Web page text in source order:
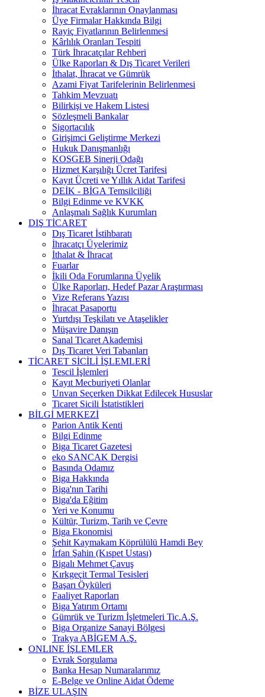
İhracat Evraklarının Onaylanması
Üye Firmalar Hakkında Bilgi
Rayiç Fiyatlarının Belirlenmesi
Kârlılık Oranları Tespiti
Türk İhracatçılar Rehberi
Ülke Raporları & Dış Ticaret Verileri
İthalat, İhracat ve Gümrük
Azami Fiyat Tarifelerinin Belirlenmesi
Tahkim Mevzuatı
Bilirkişi ve Hakem Listesi
Sözleşmeli Bankalar
Sigortacılık
Girişimci Geliştirme Merkezi
Hukuk Danışmanlığı
KOSGEB Sinerji Odağı
Hizmet Karşılığı Ücret Tarifesi
Kayıt Ücreti ve Yıllık Aidat Tarifesi
DEİK - BİGA Temsilciliği
Bilgi Edinme ve KVKK
Anlaşmalı Sağlık Kurumları
DIŞ TİCARET
Dış Ticaret İstihbaratı
İhracatçı Üyelerimiz
İthalat & İhracat
Fuarlar
İkili Oda Forumlarına Üyelik
Ülke Raporları, Hedef Pazar Araştırması
Vize Referans Yazısı
İhracat Pasaportu
Yurtdışı Teşkilatı ve Ataşelikler
Müşavire Danışın
Sanal Ticaret Akademisi
Dış Ticaret Veri Tabanları
TİCARET SİCİLİ İŞLEMLERİ
Tescil İşlemleri
Kayıt Mecburiyeti Olanlar
Unvan Seçerken Dikkat Edilecek Hususlar
Ticaret Sicili İstatistikleri
BİLGİ MERKEZİ
Parion Antik Kenti
Bilgi Edinme
Biga Ticaret Gazetesi
eko SANCAK Dergisi
Basında Odamız
Biga Hakkında
Biga'nın Tarihi
Biga'da Eğitim
Yeri ve Konumu
Kültür, Turizm, Tarih ve Çevre
Biga Ekonomisi
Şehit Kaymakam Köprülülü Hamdi Bey
İrfan Şahin (Kıspet Ustası)
Bigalı Mehmet Çavuş
Kırkgeçit Termal Tesisleri
Başarı Öyküleri
Faaliyet Raporları
Biga Yatırım Ortamı
Gümrük ve Turizm İşletmeleri Tic.A.Ş.
Biga Organize Sanayi Bölgesi
Trakya ABİGEM A.Ş.
ONLINE İŞLEMLER
Evrak Sorgulama
Banka Hesap Numaralarımız
E-Belge ve Online Aidat Ödeme
BİZE ULAŞIN